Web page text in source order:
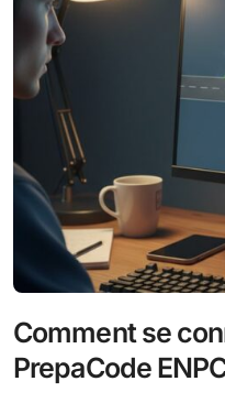
Comment se
PrepaCode